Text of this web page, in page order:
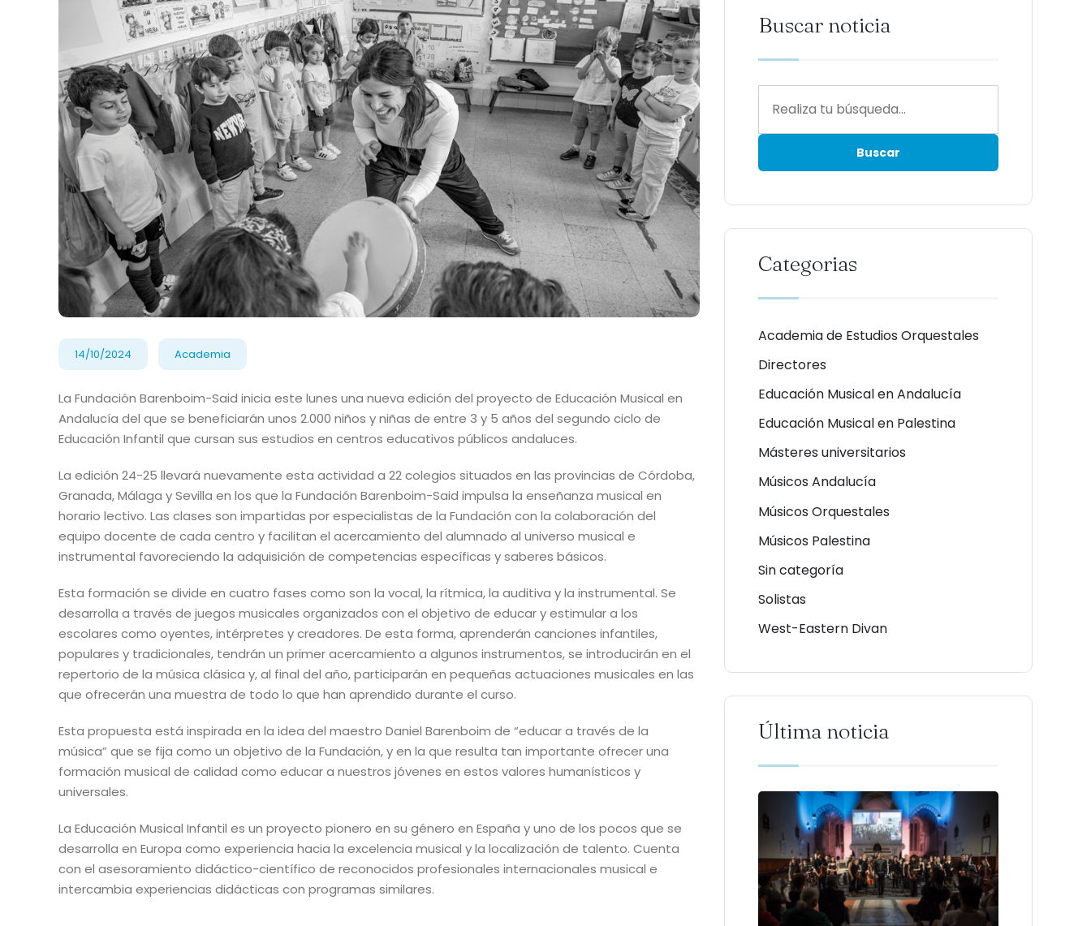
14/10/2024 Academia
La Fundación Barenboim-Said inicia este lunes una nueva edición del proyecto de Educación Musical en
Andalucía del que se beneficiarán unos 2.000 niños y niñas de entre 3 y 5 años del segundo ciclo de
Educación Infantil que cursan sus estudios en centros educativos públicos andaluces.
La edición 24-25 llevará nuevamente esta actividad a 22 colegios situados en las provincias de Córdoba,
Granada, Málaga y Sevilla en los que la Fundación Barenboim-Said impulsa la enseñanza musical en
horario lectivo. Las clases son impartidas por especialistas de la Fundación con la colaboración del
equipo docente de cada centro y facilitan el acercamiento del alumnado al universo musical e
instrumental favoreciendo la adquisición de competencias específicas y saberes básicos.
Esta formación se divide en cuatro fases como son la vocal, la rítmica, la auditiva y la instrumental. Se
desarrolla a través de juegos musicales organizados con el objetivo de educar y estimular a los
escolares como oyentes, intérpretes y creadores. De esta forma, aprenderán canciones infantiles,
populares y tradicionales, tendrán un primer acercamiento a algunos instrumentos, se introducirán en el
repertorio de la música clásica y, al final del año, participarán en pequeñas actuaciones musicales en las
que ofrecerán una muestra de todo lo que han aprendido durante el curso.
Esta propuesta está inspirada en la idea del maestro Daniel Barenboim de “educar a través de la
música” que se fija como un objetivo de la Fundación, y en la que resulta tan importante ofrecer una
formación musical de calidad como educar a nuestros jóvenes en estos valores humanísticos y
universales.
La Educación Musical Infantil es un proyecto pionero en su género en España y uno de los pocos que se
desarrolla en Europa como experiencia hacia la excelencia musical y la localización de talento. Cuenta
con el asesoramiento didáctico-científico de reconocidos profesionales internacionales musical e
intercambia experiencias didácticas con programas similares.
Buscar noticia
Categorias
Academia de Estudios Orquestales
Directores
Educación Musical en Andalucía
Educación Musical en Palestina
Másteres universitarios
Músicos Andalucía
Músicos Orquestales
Músicos Palestina
Sin categoría
Solistas
West-Eastern Divan
Última noticia